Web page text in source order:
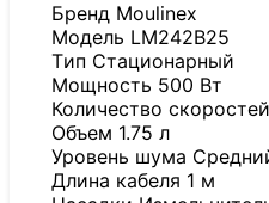
Бренд Moulinex
Модель LM242B25
Tип Стационарный
Мощность 500 Вт
Количество
Объем 1.75 л
Уровень шума
Длина кабеля 1 м